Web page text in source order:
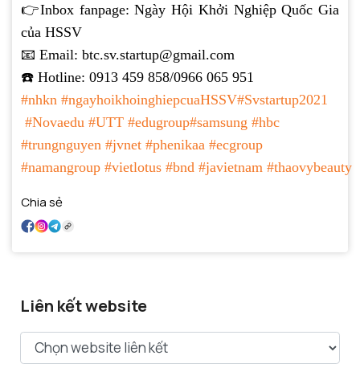
👉Inbox fanpage: Ngày Hội Khởi Nghiệp Quốc Gia
của HSSV
📧 Email: btc.sv.startup@gmail.com
☎️ Hotline: 0913 459 858/0966 065 951
#nhkn #ngayhoikhoinghiepcuaHSSV#Svstartup2021
#Novaedu #UTT #edugroup#samsung #hbc
#trungnguyen #jvnet #phenikaa #ecgroup
#namangroup #vietlotus #bnd #javietnam #thaovybeauty
Chia sẻ
Liên kết website